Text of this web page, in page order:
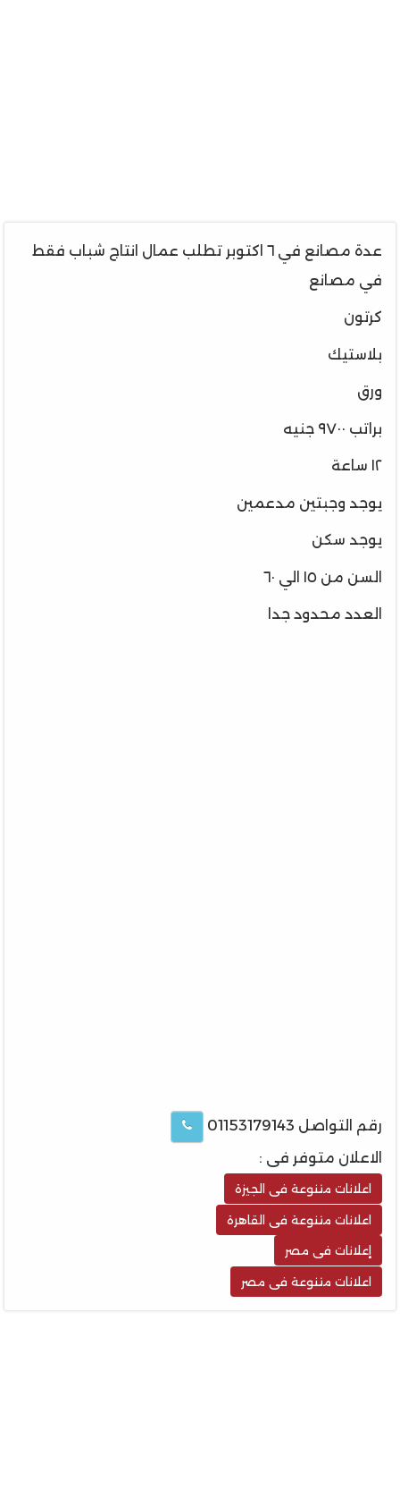
عدة مصانع في ٦ اكتوبر تطلب عمال انتاج شباب فقط
في مصانع
كرتون
بلاستيك
ورق
براتب ٩٧٠٠ جنيه
١٢ ساعة
يوجد وجبتين مدعمين
يوجد سكن
السن من ١٥ الي ٦٠
العدد محدود جدا
رقم التواصل 01153179143
الاعلان متوفر فى :
اعلانات متنوعة فى الجيزة
اعلانات متنوعة فى القاهرة
إعلانات فى مصر
اعلانات متنوعة فى مصر